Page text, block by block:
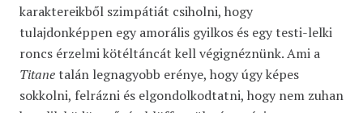
karaktereikből szimpátiát csiholni, hogy
tulajdonképpen egy amorális gyilkos és egy testi-lelki
roncs érzelmi kötéltáncát kell végignéznünk. Ami a
Titanetalán legnagyobb erénye, hogy úgy képes
sokkolni, felrázni és elgondolkodtatni, hogy nem zuhan